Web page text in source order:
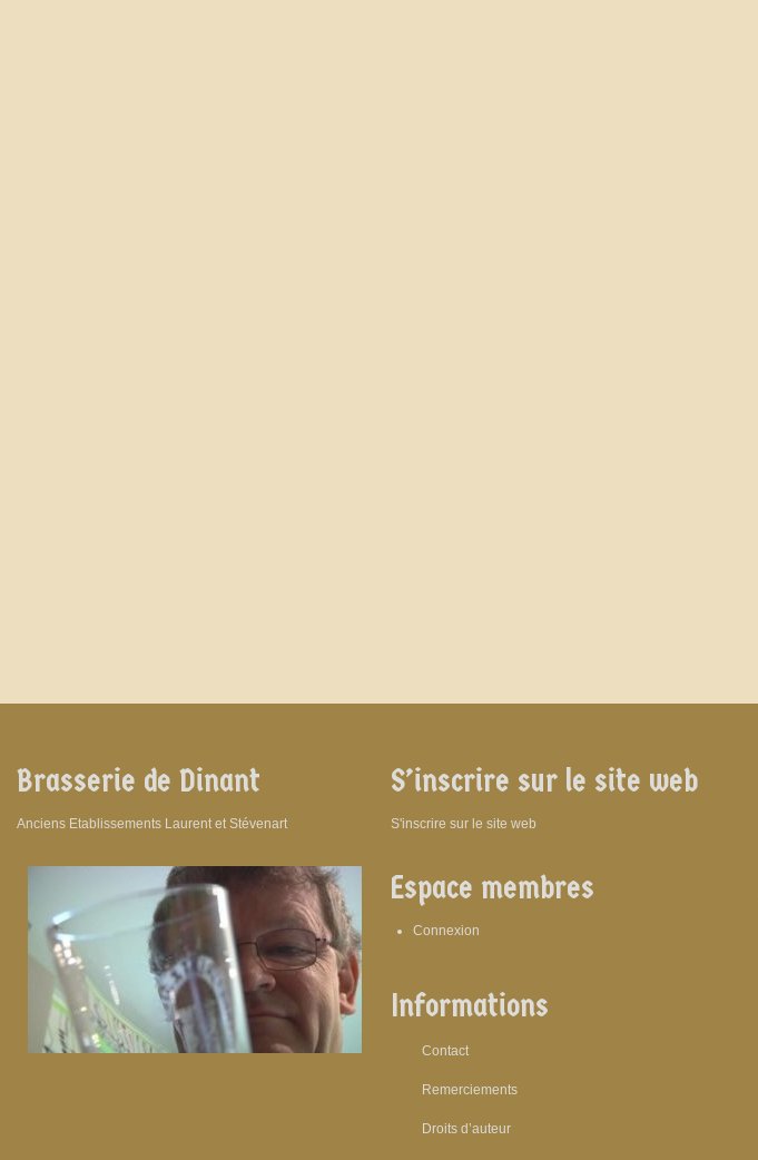
Brasserie de Dinant
Anciens Etablissements Laurent et Stévenart
S’inscrire sur le site web
S'inscrire sur le site web
Espace membres
Connexion
Informations
Contact
Remerciements
Droits d’auteur